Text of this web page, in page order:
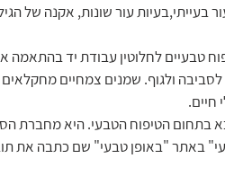
בעייתי,בעיות עור שונות, אקנה של
טבעיים לחלוטין עבודת יד בהתאמה
לסביבה ולגוף. שמנים צמחיים
חיים.
הטיפוח הטבעי. היא מחברת
באתר "באופן טבעי" שם כתבה את